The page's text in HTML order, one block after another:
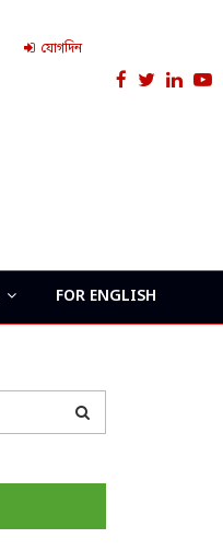
যোগদিন
Facebook
Twitter
FOR ENGLISH